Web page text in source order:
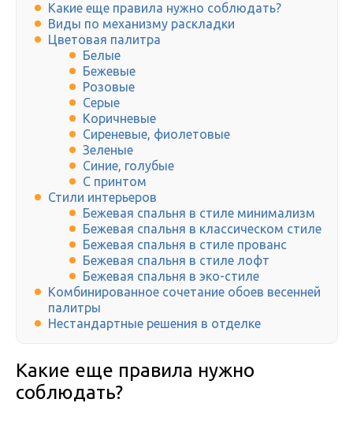
Какие еще правила нужно соблюдать?
Виды по механизму раскладки
Цветовая палитра
Белые
Бежевые
Розовые
Серые
Коричневые
Сиреневые, фиолетовые
Зеленые
Синие, голубые
С принтом
Стили интерьеров
Бежевая спальня в стиле минимализм
Бежевая спальня в классическом стиле
Бежевая спальня в стиле прованс
Бежевая спальня в стиле лофт
Бежевая спальня в эко-стиле
Комбинированное сочетание обоев весенней
палитры
Нестандартные решения в отделке
Какие еще правила нужно
соблюдать?